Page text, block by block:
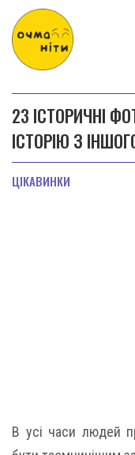
23 ІСТОРИЧНІ
ІСТОРІЮ З
ЦІКАВИНКИ
В усі часи людей